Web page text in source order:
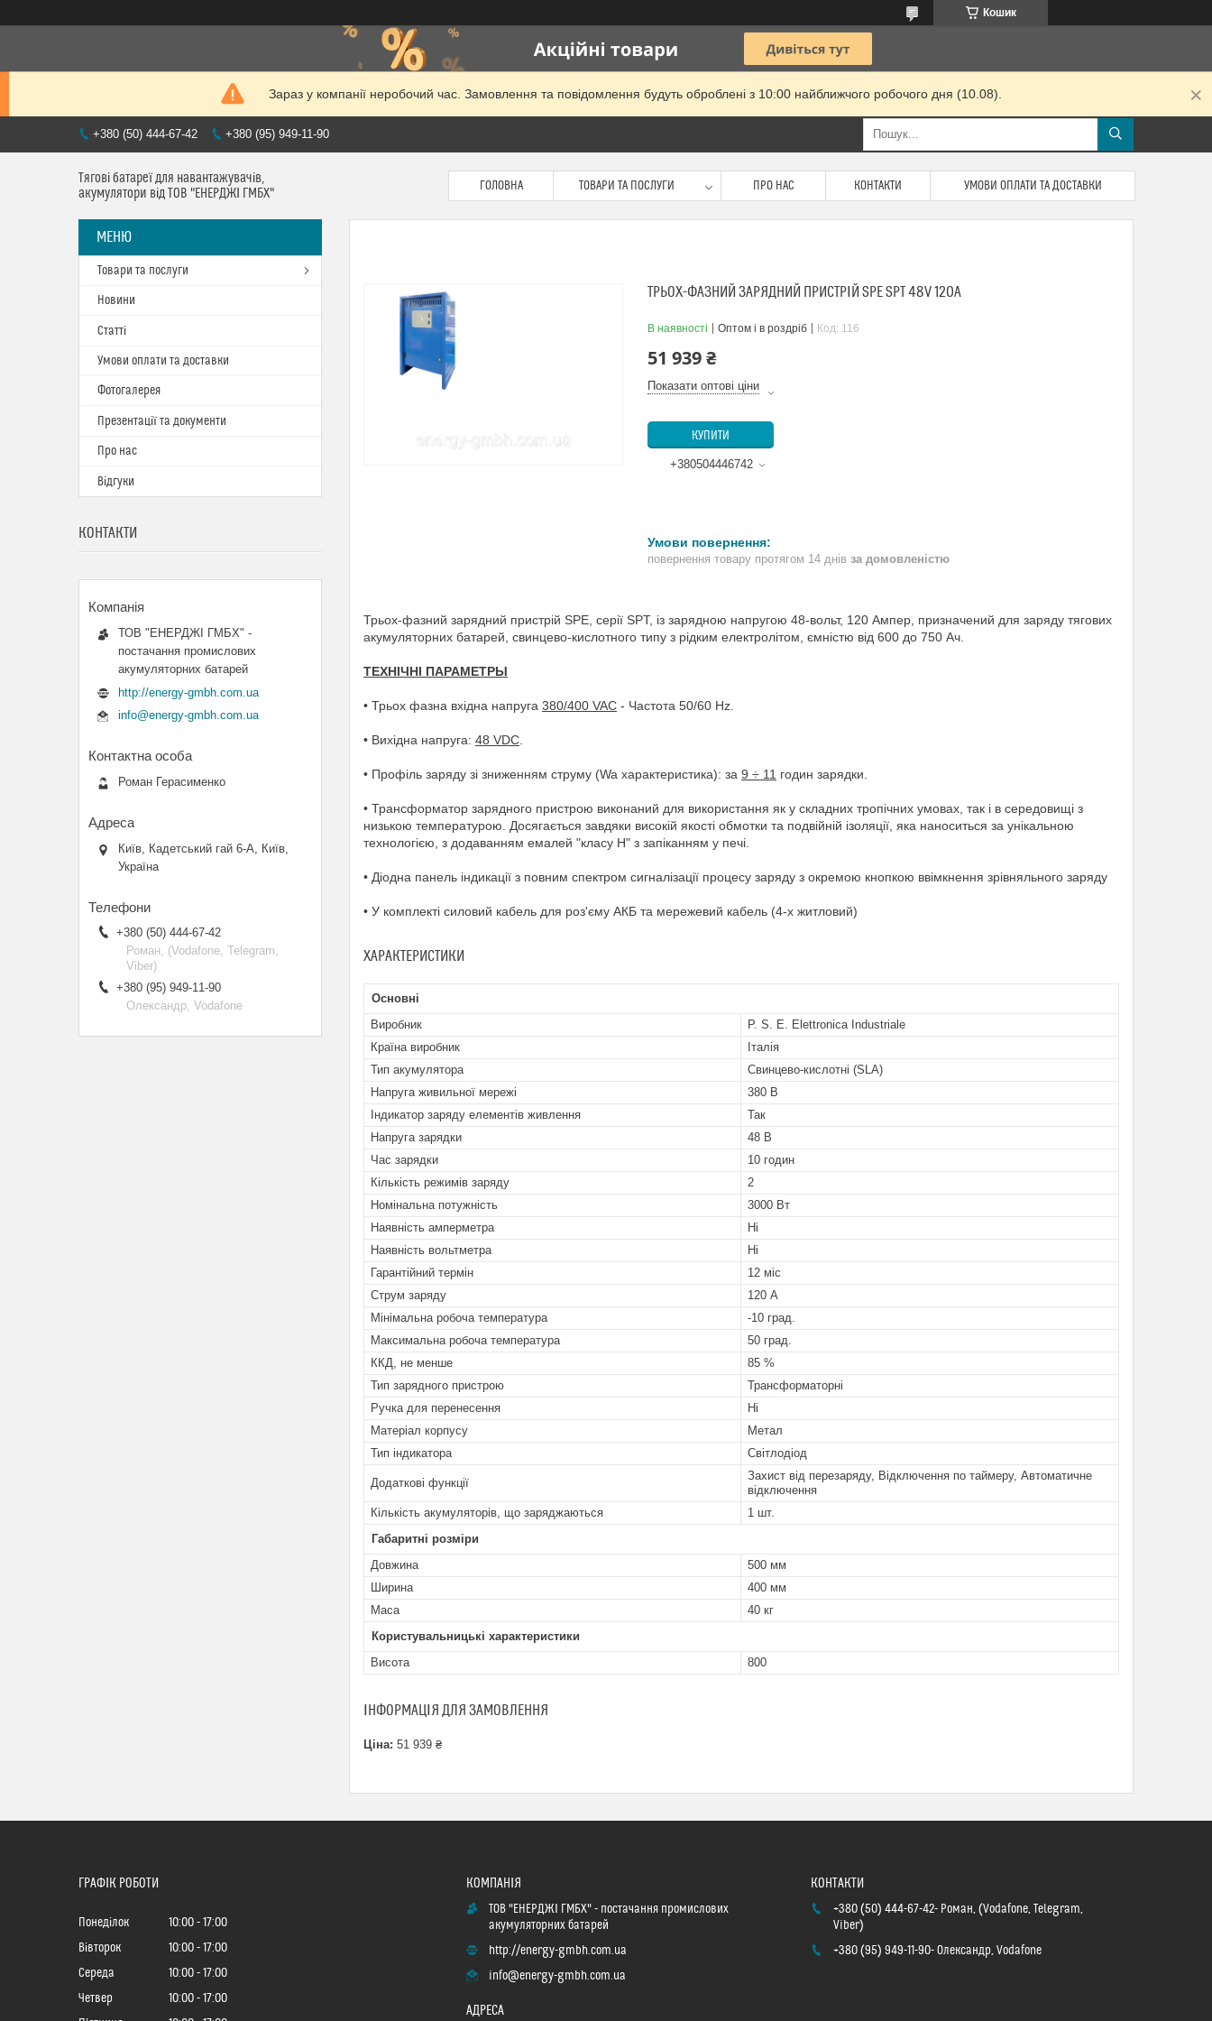
Кошик
Зараз у компанії неробочий час. Замовлення та повідомлення будуть оброблені з 10:00 найближчого робочого дня (10.08).
+380 (50) 444-67-42 +380 (95) 949-11-90
Тягові батареї для навантажувачів,
акумулятори від ТОВ "ЕНЕРДЖІ ГМБХ"
ГОЛОВНА ТОВАРИ ТА ПОСЛУГИ ПРО НАС КОНТАКТИ УМОВИ ОПЛАТИ ТА ДОСТАВКИ
ТРЬОХ-ФАЗНИЙ ЗАРЯДНИЙ ПРИСТРІЙ SPE SPT 48V 120A
В наявності Оптом і в роздріб Код: 116
51 939 ₴
Показати оптові ціни
КУПИТИ
+380504446742
повернення товару протягом 14 днів за домовленістю
Трьох-фазний зарядний пристрій SPE, серії SPT, із зарядною напругою 48-вольт, 120 Ампер, призначений для заряду тягових
акумуляторних батарей, свинцево-кислотного типу з рідким електролітом, ємністю від 600 до 750 Ач.
ТЕХНІЧНІ ПАРАМЕТРЫ
• Трьох фазна вхідна напруга 380/400 VAC - Частота 50/60 Hz.
• Вихідна напруга: 48 VDC
• Профіль заряду зі зниженням струму (Wa характеристика): за 9 ÷ 11 годин зарядки.
• Трансформатор зарядного пристрою виконаний для використання як у складних тропічних умовах, так і в середовищі з
низькою температурою. Досягається завдяки високій якості обмотки та подвійній ізоляції, яка наноситься за унікальною
технологією, з додаванням емалей "класу Н" з запіканням у печі.
• Діодна панель індикації з повним спектром сигналізації процесу заряду з окремою кнопкою ввімкнення зрівняльного заряду
• У комплекті силовий кабель для роз'єму АКБ та мережевий кабель (4-х житловий)
ХАРАКТЕРИСТИКИ
Основні
Виробник
P. S. E. Elettronica Industriale
Країна виробник
Італія
Тип акумулятора
Свинцево-кислотні (SLA)
Напруга живильної мережі
380 В
Індикатор заряду елементів живлення
Так
Напруга зарядки
48 В
Час зарядки
10 годин
Кількість режимів заряду
2
Номінальна потужність
3000 Вт
Наявність амперметра
Ні
Наявність вольтметра
Ні
Гарантійний термін
12 міс
Струм заряду
120 А
Мінімальна робоча температура
-10 град.
Максимальна робоча температура
50 град.
ККД, не менше
85 %
Тип зарядного пристрою
Трансформаторні
Ручка для перенесення
Ні
Матеріал корпусу
Метал
Тип індикатора
Світлодіод
Додаткові функції
Захист від перезаряду, Відключення по таймеру, Автоматичне
відключення
Кількість акумуляторів, що заряджаються
1 шт.
Габаритні розміри
Довжина
500 мм
Ширина
400 мм
Маса
40 кг
Користувальницькі характеристики
Висота
800
ІНФОРМАЦІЯ ДЛЯ ЗАМОВЛЕННЯ
Ціна: 51 939 ₴
Товари та послуги
Новини
Статті
Умови оплати та доставки
Фотогалерея
Презентації та документи
Про нас
Відгуки
КОНТАКТИ
ТОВ "ЕНЕРДЖІ ГМБХ" -
постачання промислових
акумуляторних батарей
http://energy-gmbh.com.ua
info@energy-gmbh.com.ua
Роман Герасименко
Київ, Кадетський гай 6-А, Київ,
Україна
+380 (50) 444-67-42
Роман, (Vodafone, Telegram,
Viber)
+380 (95) 949-11-90
Олександр, Vodafone
ГРАФІК РОБОТИ
Понеділок 10:00
17:00
Вівторок
10:00
17:00
Середа
10:00
17:00
Четвер
10:00
17:00
ТОВ "ЕНЕРДЖІ ГМБХ" - постачання промислових
акумуляторних батарей
http://energy-gmbh.com.ua
info@energy-gmbh.com.ua
+380 (50) 444-67-42 Роман, (Vodafone, Telegram,
Viber)
+380 (95) 949-11-90 Олександр, Vodafone